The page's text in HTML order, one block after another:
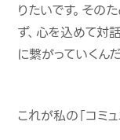
りたいです。その
ず、心を込めて対
に繋がっていくん
これが私の「コミ